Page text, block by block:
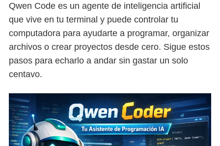
Qwen Code es un agente de inteligencia artificial
que vive en tu terminal y puede controlar tu
computadora para ayudarte a programar, organizar
archivos o crear proyectos desde cero. Sigue estos
pasos para echarlo a andar sin gastar un solo
centavo.